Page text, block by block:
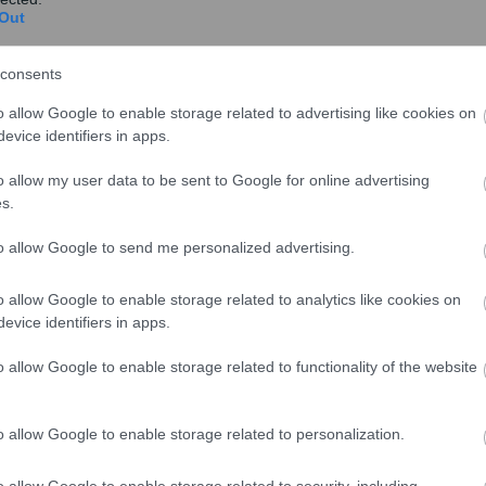
allow Google to enable storage related to advertising like cookies on
identifiers in apps.
allow my user data to be sent to Google for online advertising
allow Google to send me personalized advertising.
allow Google to enable storage related to analytics like cookies on
identifiers in apps.
allow Google to enable storage related to functionality of the website
allow Google to enable storage related to personalization.
μέτρων, μεταξύ των οποίων
λογαριασμού .
πως,η ρύθμιση